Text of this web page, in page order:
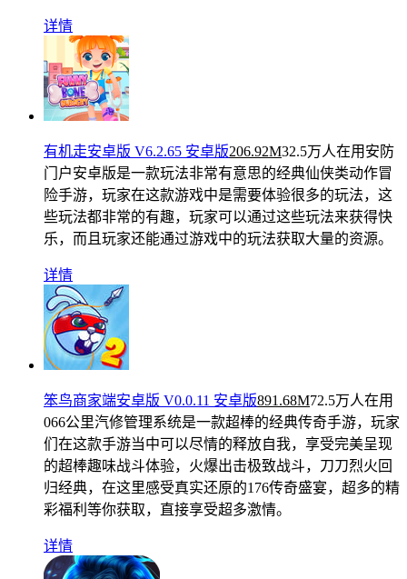
详情
有机走安卓版 V6.2.65 安卓版206.92M32.5万人在用 安防
门户安卓版是一款玩法非常有意思的经典仙侠类动作冒
险手游，玩家在这款游戏中是需要体验很多的玩法，这
些玩法都非常的有趣，玩家可以通过这些玩法来获得快
乐，而且玩家还能通过游戏中的玩法获取大量的资源。
详情
笨鸟商家端安卓版 V0.0.11 安卓版891.68M72.5万人在用
066公里汽修管理系统是一款超棒的经典传奇手游，玩家
们在这款手游当中可以尽情的释放自我，享受完美呈现
的超棒趣味战斗体验，火爆出击极致战斗，刀刀烈火回
归经典，在这里感受真实还原的176传奇盛宴，超多的精
彩福利等你获取，直接享受超多激情。
详情